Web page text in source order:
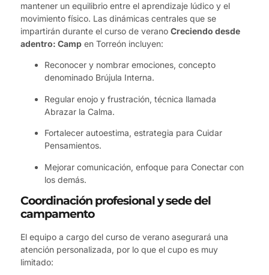
mantener un equilibrio entre el aprendizaje lúdico y el
movimiento físico. Las dinámicas centrales que se
impartirán durante el curso de verano Creciendo desde
adentro: Camp en Torreón incluyen:
Reconocer y nombrar emociones, concepto
denominado Brújula Interna.
Regular enojo y frustración, técnica llamada
Abrazar la Calma.
Fortalecer autoestima, estrategia para Cuidar
Pensamientos.
Mejorar comunicación, enfoque para Conectar con
los demás.
Coordinación profesional y sede del
campamento
El equipo a cargo del curso de verano asegurará una
atención personalizada, por lo que el cupo es muy
limitado: